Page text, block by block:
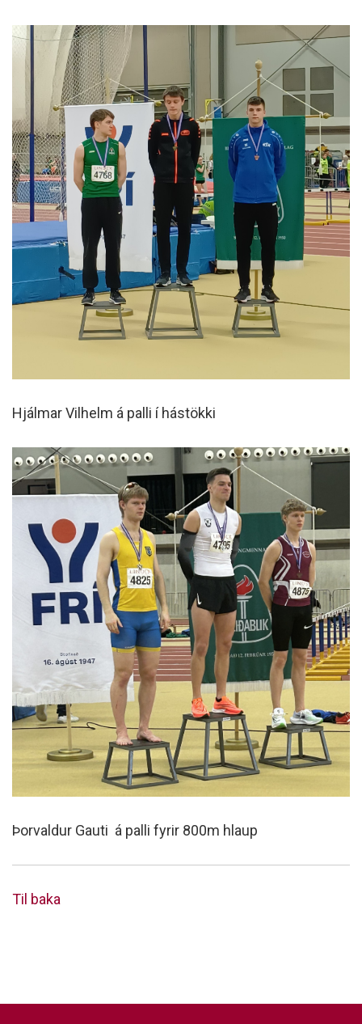
Hjálmar Vilhelm á palli í hástökki
Þorvaldur Gauti á palli fyrir 800m hlaup
Til baka